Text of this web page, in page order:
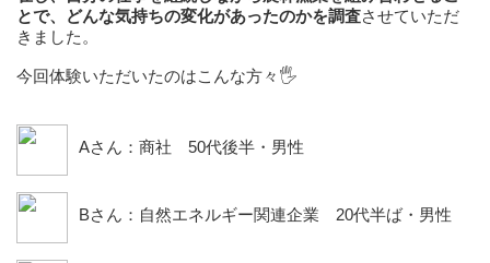
とで、どんな気持ちの変化があったのかを調査させていただ
きました。
今回体験いただいたのはこんな方々🖐️
Aさん：商社 50代後半・男性
Bさん：自然エネルギー関連企業 20代半ば・男性